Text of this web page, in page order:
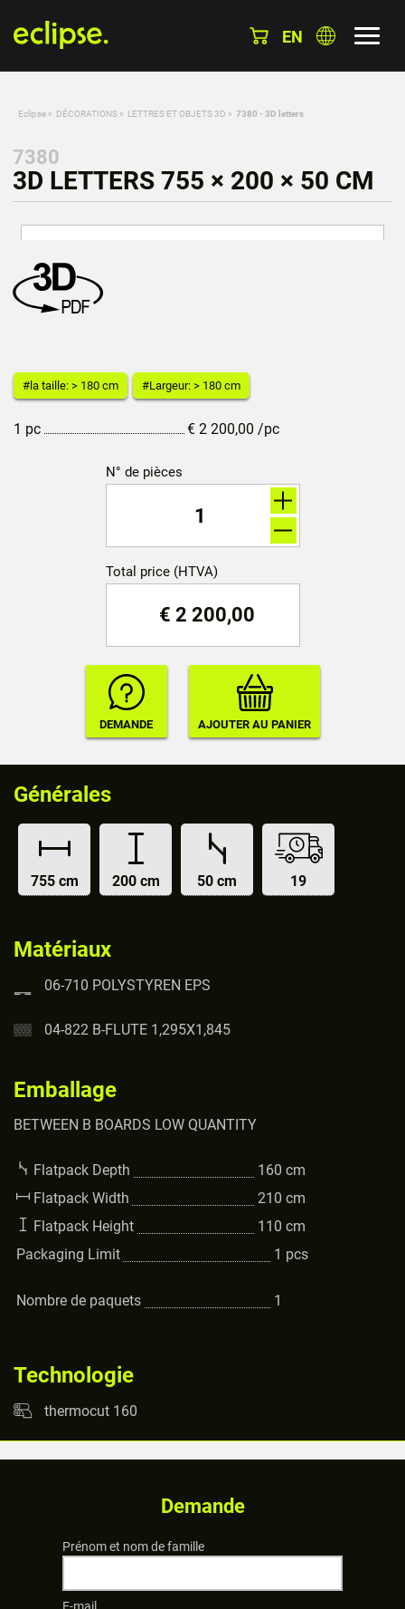
EN
Eclipse » DÉCORATIONS » LETTRES ET OBJETS 3D » 7380 - 3D letters
7380
3D LETTERS 755 × 200 × 50 CM
#la taille: > 180 cm #Largeur: > 180 cm
1 pc € 2 200,00 /pc
N° de pièces
Total price (HTVA)
€ 2 200,00
Générales
755 cm 200 cm 50 cm
19
Matériaux
06-710 POLYSTYREN EPS
04-822 B-FLUTE 1,295X1,845
Emballage
BETWEEN B BOARDS LOW QUANTITY
Flatpack Depth 160 cm
Flatpack Width
210 cm
Flatpack Height
110 cm
Packaging Limit
1 pcs
Nombre de paquets 1
Technologie
thermocut 160
Demande
Prénom et nom de famille